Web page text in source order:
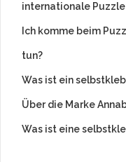
internationale
Ich komme beim
tun?
Was ist ein
Über die Marke
Was ist eine